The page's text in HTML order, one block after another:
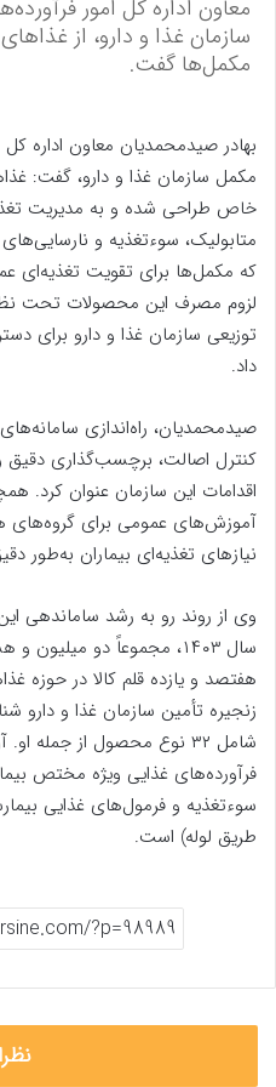
معاون اداره کل امور
سازمان غذا و دارو، از
مکمل‌ها گفت.
بهادر صیدمحمدیان معاون اداره
مکمل سازمان غذا و دارو، گفت:
خاص طراحی شده و به مدیریت
متابولیک، سوءتغذیه و
که مکمل‌ها برای تقویت تغذیه‌ای
لزوم مصرف این محصولات تحت
توزیعی سازمان غذا و دارو برای
داد.
صیدمحمدیان، راه‌اندازی
کنترل اصالت، برچسب‌گذاری دقیق
اقدامات این سازمان عنوان کرد.
آموزش‌های عمومی برای گروه‌های
نیاز‌های تغذیه‌ای بیماران به‌طور
وی از روند رو به رشد ساماندهی
سال ۱۴۰۳، مجموعاً دو
هفتصد و یازده قلم کالا در حوزه
زنجیره تأمین سازمان غذا و دارو
شامل ۳۲ نوع محصول از
فرآورده‌های غذایی ویژه مختص
سوءتغذیه و فرمول‌های غذایی
طریق لوله) است.